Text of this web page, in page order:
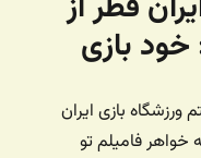
بازی
ورزشگاه بازی ایران
خواهر فامیلم تو